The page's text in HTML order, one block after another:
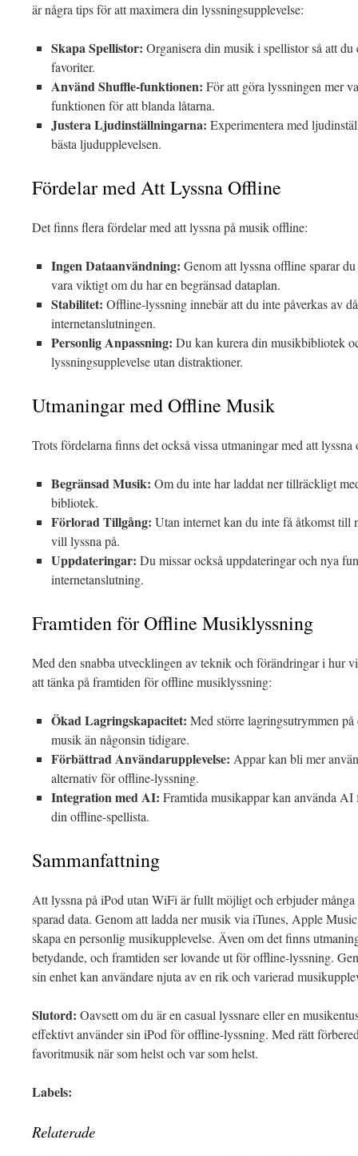
är några tips för att maximera din lyssningsupplevelse:
Skapa Spellistor: Organisera din musik i spellistor så att
favoriter.
Använd Shuffle-funktionen: För att göra lyssningen mer
funktionen för att blanda låtarna.
Justera Ljudinställningarna: Experimentera med
bästa ljudupplevelsen.
Fördelar med Att Lyssna Offline
Det finns flera fördelar med att lyssna på musik offline:
Ingen Dataanvändning: Genom att lyssna offline sparar
vara viktigt om du har en begränsad dataplan.
Stabilitet: Offline-lyssning innebär att du inte påverkas av
internetanslutningen.
Personlig Anpassning: Du kan kurera din musikbibliotek
lyssningsupplevelse utan distraktioner.
Utmaningar med Offline Musik
Trots fördelarna finns det också vissa utmaningar med att lyssna
Begränsad Musik: Om du inte har laddat ner tillräckligt
bibliotek.
Förlorad Tillgång: Utan internet kan du inte få åtkomst till
vill lyssna på.
Uppdateringar: Du missar också uppdateringar och nya
internetanslutning.
Framtiden för Offline Musiklyssning
Med den snabba utvecklingen av teknik och förändringar i hur
att tänka på framtiden för offline musiklyssning:
Ökad Lagringskapacitet: Med större lagringsutrymmen
musik än någonsin tidigare.
Förbättrad Användarupplevelse: Appar kan bli mer
alternativ för offline-lyssning.
Integration med AI: Framtida musikappar kan använda AI
din offline-spellista.
Sammanfattning
Att lyssna på iPod utan WiFi är fullt möjligt och erbjuder
sparad data. Genom att ladda ner musik via iTunes, Apple
skapa en personlig musikupplevelse. Även om det finns
betydande, och framtiden ser lovande ut för offline-lyssning.
sin enhet kan användare njuta av en rik och varierad
Slutord: Oavsett om du är en casual lyssnare eller en
effektivt använder sin iPod för offline-lyssning. Med rätt
favoritmusik när som helst och var som helst.
Labels:
Relaterade